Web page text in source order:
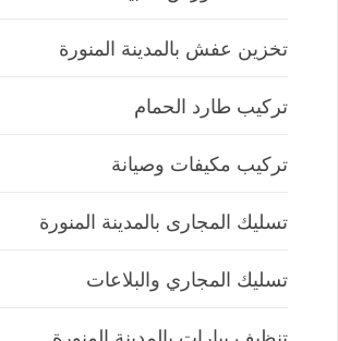
تخزين عفش بالمدينة المنورة
تركيب طارد الحمام
تركيب مكيفات وصيانة
تسليك المجارى بالمدينة المنورة
تسليك المجاري والبلاعات